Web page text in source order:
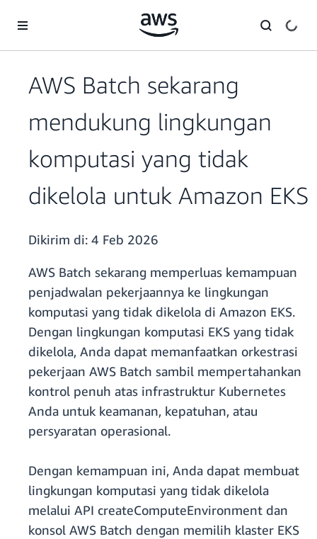
AWS Batch sekarang
mendukung lingkungan
komputasi yang tidak
dikelola untuk Amazon EKS
Dikirim di: 4 Feb 2026
AWS Batch sekarang memperluas kemampuan
penjadwalan pekerjaannya ke lingkungan
komputasi yang tidak dikelola di Amazon EKS.
Dengan lingkungan komputasi EKS yang tidak
dikelola, Anda dapat memanfaatkan orkestrasi
pekerjaan AWS Batch sambil mempertahankan
kontrol penuh atas infrastruktur Kubernetes
Anda untuk keamanan, kepatuhan, atau
persyaratan operasional.
Dengan kemampuan ini, Anda dapat membuat
lingkungan komputasi yang tidak dikelola
melalui API createComputeEnvironment dan
konsol AWS Batch dengan memilih klaster EKS